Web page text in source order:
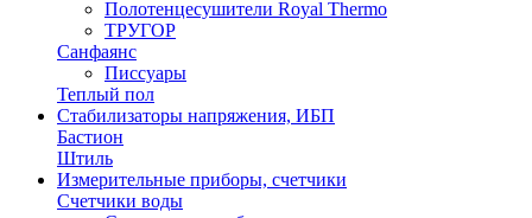
Полотенцесушители Royal Thermo
ТРУГОР
Санфаянс
Писсуары
Теплый пол
Стабилизаторы напряжения, ИБП
Бастион
Штиль
Измерительные приборы, счетчики
Счетчики воды